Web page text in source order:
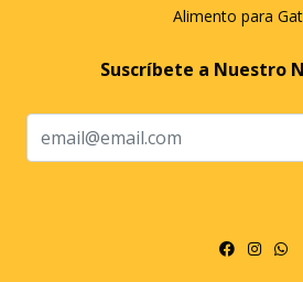
Alimento para
Suscríbete a Nuestro